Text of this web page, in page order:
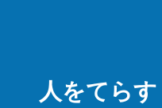
人をてら